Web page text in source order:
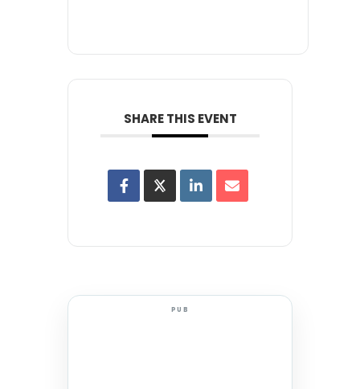
SHARE THIS EVENT
PUB